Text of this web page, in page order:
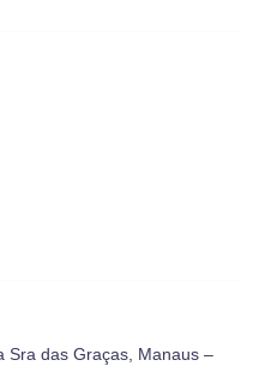
Sra das Graças, Manaus –